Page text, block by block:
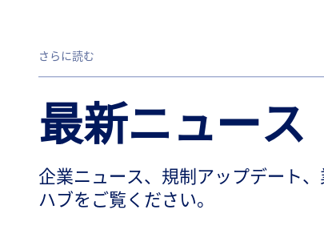
さらに読む
最新ニュース
企業ニュース、規制アップデート
ハブをご覧ください。